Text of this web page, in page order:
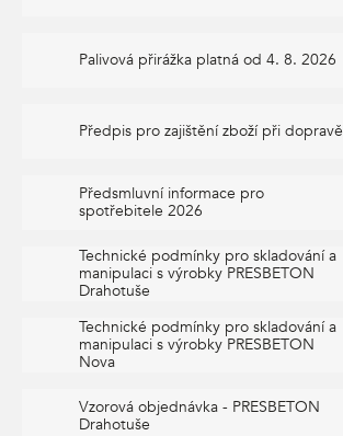
Palivová přirážka platná od 4. 8. 2026
Předpis pro zajištění zboží při dopravě
Předsmluvní informace pro
spotřebitele 2026
Technické podmínky pro skladování a
manipulaci s výrobky PRESBETON
Drahotuše
Technické podmínky pro skladování a
manipulaci s výrobky PRESBETON
Nova
Vzorová objednávka - PRESBETON
Drahotuše